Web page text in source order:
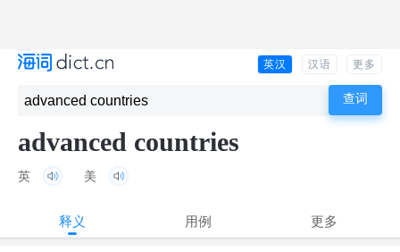
英汉 汉语 更多
advanced countries
英 美
释义 用例 更多